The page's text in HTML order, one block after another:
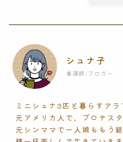
シュナ子
看護師/ブロガー
ミニシュナ3匹と暮らすア
元アメリカ人で、プロテス
元シンママで一人娘ももう